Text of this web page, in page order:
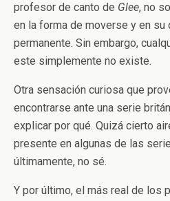
profesor de canto de Glee, no
en la forma de moverse y en su
permanente. Sin embargo,
este simplemente no existe.
Otra sensación curiosa que
encontrarse ante una serie
explicar por qué. Quizá cierto
presente en algunas de las
últimamente, no sé.
Y por último, el más real de los